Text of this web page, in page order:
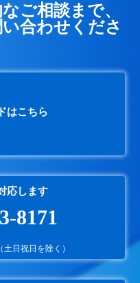
ご相談まで、
合わせくださ
はこちら
応します
8171
日祝日を除く）